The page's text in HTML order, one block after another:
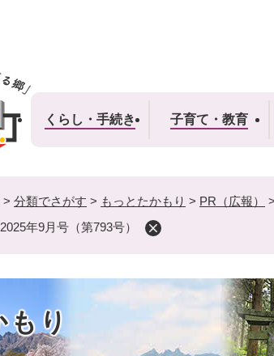
くらし・手続き 子育て・教育
> 分類でさがす > もっとたかもり > PR（広報） >
年9月号（第793号）
もり